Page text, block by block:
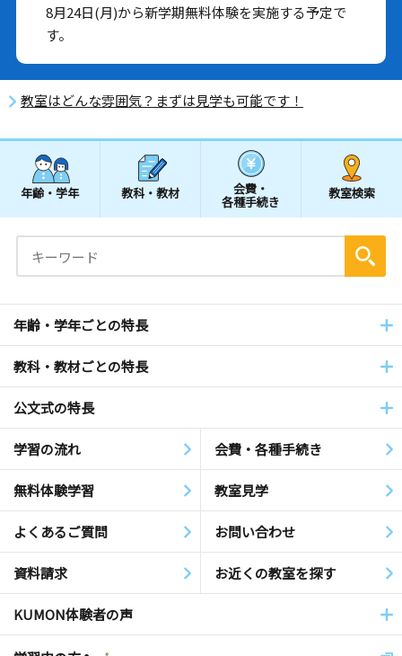
8月24日(月)から新学期無料体験を実施する予定で
す。
教室はどんな雰囲気？まずは見学も可能です！
年齢・学年 教科・教材 会費・
各種手続き
教室検索
年齢・学年ごとの特長
教科・教材ごとの特長
公文式の特長
学習の流れ 会費・各種手続き
無料体験学習 教室見学
よくあるご質問 お問い合わせ
資料請求 お近くの教室を探す
KUMON体験者の声